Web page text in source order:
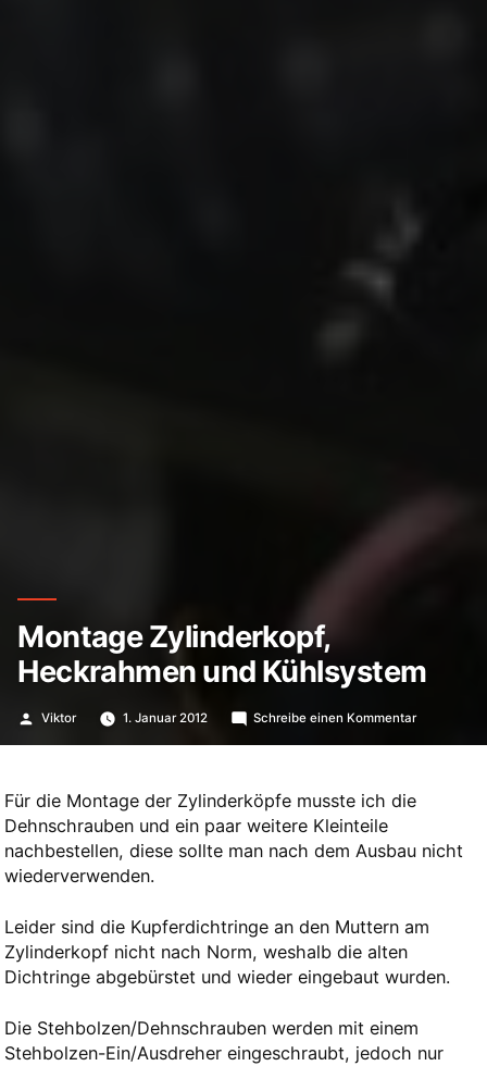
Montage Zylinderkopf,
Heckrahmen und Kühlsystem
Veröffentlicht
Viktor 1. Januar 2012 Schreibe einen Kommentarzu
Kühlsystem
Für die Montage der Zylinderköpfe musste ich die
Dehnschrauben und ein paar weitere Kleinteile
nachbestellen, diese sollte man nach dem Ausbau nicht
wiederverwenden.
Leider sind die Kupferdichtringe an den Muttern am
Zylinderkopf nicht nach Norm, weshalb die alten
Dichtringe abgebürstet und wieder eingebaut wurden.
Die Stehbolzen/Dehnschrauben werden mit einem
Stehbolzen-Ein/Ausdreher eingeschraubt, jedoch nur